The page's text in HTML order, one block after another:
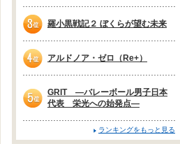
2位
3位
羅小黒戦記２ ぼくらが望む未来
4位
アルドノア・ゼロ（Re+）
GRIT —バレーボール男子日本
代表 栄光への始発点—
ランキングをもっと見る